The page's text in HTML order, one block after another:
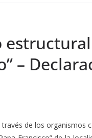
–
de los organismos